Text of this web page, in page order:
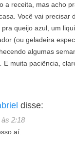
a receita, mas acho
Você vai precisar
queijo azul, um
(ou geladeira
algumas
muita paciência,
disse:
2:18
aí.